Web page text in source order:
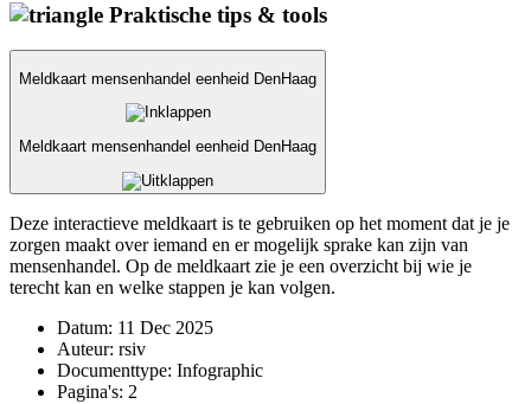
Praktische tips & tools
Meldkaart mensenhandel eenheid DenHaag
Meldkaart mensenhandel eenheid DenHaag
Deze interactieve meldkaart is te gebruiken op het moment dat je je
zorgen maakt over iemand en er mogelijk sprake kan zijn van
mensenhandel. Op de meldkaart zie je een overzicht bij wie je
terecht kan en welke stappen je kan volgen.
Datum: 11 Dec 2025
Auteur: rsiv
Documenttype: Infographic
Pagina's: 2